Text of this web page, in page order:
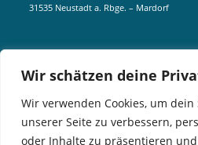
Wir schätzen deine
Wir verwenden Cookies, um
unserer Seite zu verbessern,
oder Inhalte zu präsentieren
31535 Neustadt a. Rbge. – Mardorf
info@delmar-mardorf.de